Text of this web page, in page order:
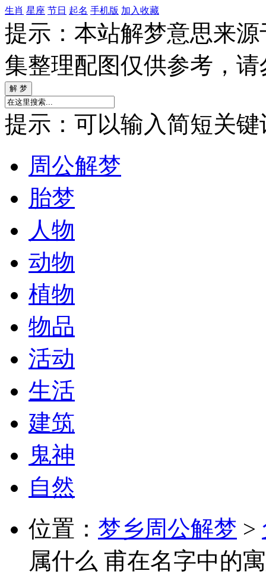
生肖 星座 节日 起名 手机版 加入收藏
提示：本站解梦意思来
集整理配图仅供参考，
提示：可以输入简短关键
周公解梦
胎梦
人物
动物
植物
物品
活动
生活
建筑
鬼神
自然
位置： 梦乡周公解梦 >
属什么 甫在名字中的